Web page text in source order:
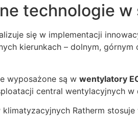
technologie w
się w implementacji
kierunkach – dolnym,
wyposażone są w wentylatory
central wentylacyjnych
Ratherm stosuje